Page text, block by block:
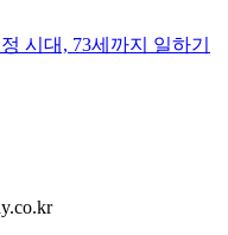
시대, 73세까지 일하기